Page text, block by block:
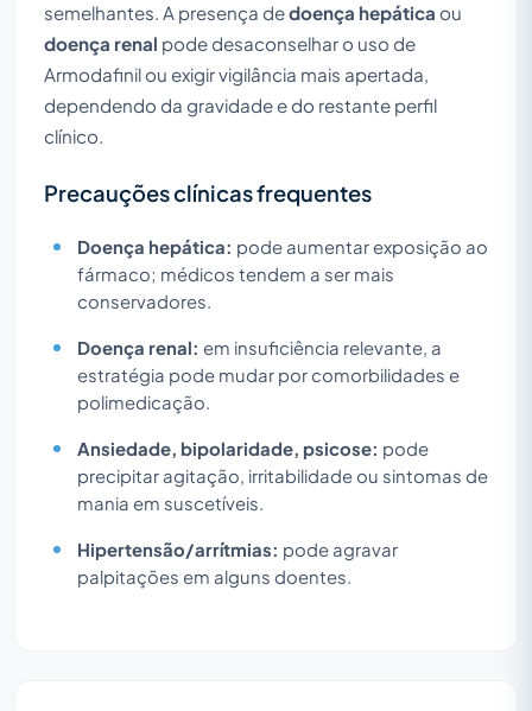
semelhantes. A presença dedoença hepática ou
doença renal pode desaconselhar o uso de
Armodafinil ou exigir vigilância mais apertada,
dependendo da gravidade e do restante perfil
clínico.
Precauções clínicas frequentes
Doença hepática: pode aumentar exposição ao
fármaco; médicos tendem a ser mais
conservadores.
Doença renal: em insuficiência relevante, a
estratégia pode mudar por comorbilidades e
polimedicação.
Ansiedade, bipolaridade, psicose: pode
precipitar agitação, irritabilidade ou sintomas de
mania em suscetíveis.
Hipertensão/arrítmias: pode agravar
palpitações em alguns doentes.